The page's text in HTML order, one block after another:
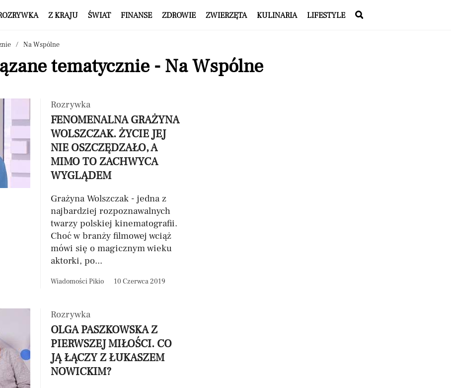
Z KRAJU ŚWIAT FINANSE ZDROWIE ZWIERZĘTA KULINARIA LIFESTYLE
Na Wspólne
tematycznie - Na Wspólne
Rozrywka
FENOMENALNA GRAŻYNA
WOLSZCZAK. ŻYCIE JEJ
NIE OSZCZĘDZAŁO, A
MIMO TO ZACHWYCA
WYGLĄDEM
Grażyna Wolszczak - jedna z
najbardziej rozpoznawalnych
twarzy polskiej kinematografii.
Choć w branży filmowej wciąż
mówi się o magicznym wieku
aktorki, po...
Wiadomości Pikio 10 Czerwca 2019
Rozrywka
OLGA PASZKOWSKA Z
PIERWSZEJ MIŁOŚCI. CO
JĄ ŁĄCZY Z ŁUKASZEM
NOWICKIM?